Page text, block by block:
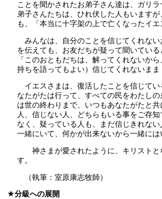
ことを聞かされたお弟子さん達は、ガリ
弟子さんたちは、ひれ伏した人もいます
も、「本当に十字架の上で亡くなったイ
みんなは、自分のことを信じてくれな
を伝えても、お友だちが疑って聞いてい
「このおともだちは、解ってくれないか
持ちを語ってもよい）信じてくれないま
イエスさまは、復活したことを信じて
なたがたは行って、すべての民をわたし
は世の終わりまで、いつもあなたがたと
人、信じない人、どちらもいる事をご存
なく、疑っている人も、まだ信じきれな
一緒にいて、何かが出来ないから一緒には
神さまが愛されたように、キリストと
す。
（執筆：室原康志牧師）
分級への展開